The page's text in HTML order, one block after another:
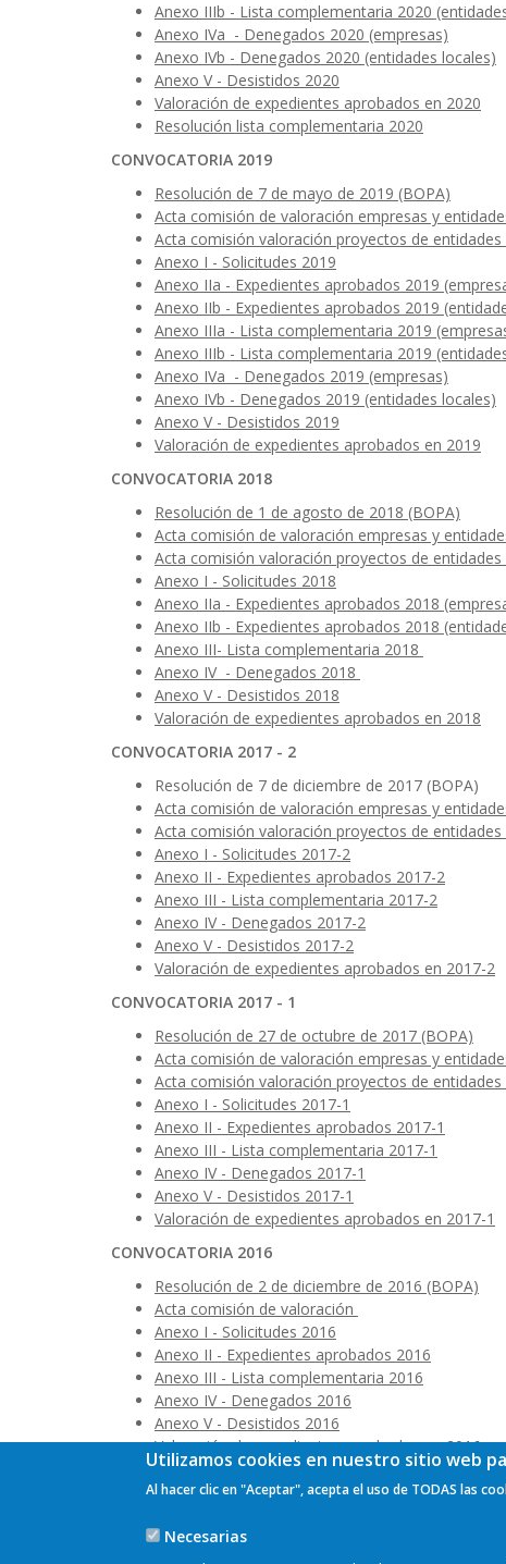
Anexo IIIb - Lista complementaria 2020
Anexo IVa - Denegados 2020 (empresas)
Anexo IVb - Denegados 2020 (entidades locales)
Anexo V - Desistidos 2020
Valoración de expedientes aprobados en 2020
Resolución lista complementaria 2020
CONVOCATORIA 2019
Resolución de 7 de mayo de 2019 (BOPA)
Acta comisión de valoración empresas y
Acta comisión valoración proyectos de entidades
Anexo I - Solicitudes 2019
Anexo IIa - Expedientes aprobados 2019
Anexo IIb - Expedientes aprobados 2019
Anexo IIIa - Lista complementaria 2019
Anexo IIIb - Lista complementaria 2019
Anexo IVa - Denegados 2019 (empresas)
Anexo IVb - Denegados 2019 (entidades locales)
Anexo V - Desistidos 2019
Valoración de expedientes aprobados en 2019
CONVOCATORIA 2018
Resolución de 1 de agosto de 2018 (BOPA)
Acta comisión de valoración empresas y
Acta comisión valoración proyectos de entidades
Anexo I - Solicitudes 2018
Anexo IIa - Expedientes aprobados 2018
Anexo IIb - Expedientes aprobados 2018
Anexo III- Lista complementaria 2018
Anexo IV - Denegados 2018
Anexo V - Desistidos 2018
Valoración de expedientes aprobados en 2018
CONVOCATORIA 2017 - 2
Resolución de 7 de diciembre de 2017 (BOPA)
Acta comisión de valoración empresas y
Acta comisión valoración proyectos de entidades
Anexo I - Solicitudes 2017-2
Anexo II - Expedientes aprobados 2017-2
Anexo III - Lista complementaria 2017-2
Anexo IV - Denegados 2017-2
Anexo V - Desistidos 2017-2
Valoración de expedientes aprobados en 2017-2
CONVOCATORIA 2017 - 1
Resolución de 27 de octubre de 2017 (BOPA)
Acta comisión de valoración empresas y
Acta comisión valoración proyectos de entidades
Anexo I - Solicitudes 2017-1
Anexo II - Expedientes aprobados 2017-1
Anexo III - Lista complementaria 2017-1
Anexo IV - Denegados 2017-1
Anexo V - Desistidos 2017-1
Valoración de expedientes aprobados en 2017-1
CONVOCATORIA 2016
Resolución de 2 de diciembre de 2016 (BOPA)
Acta comisión de valoración
Anexo I - Solicitudes 2016
Anexo II - Expedientes aprobados 2016
Anexo III - Lista complementaria 2016
Anexo IV - Denegados 2016
Anexo V - Desistidos 2016
Valoración de expedientes aprobados en 2016
Utilizamos cookies en nuestro sitio web
Al hacer clic en "Aceptar", acepta el uso de TODAS las
Necesarias